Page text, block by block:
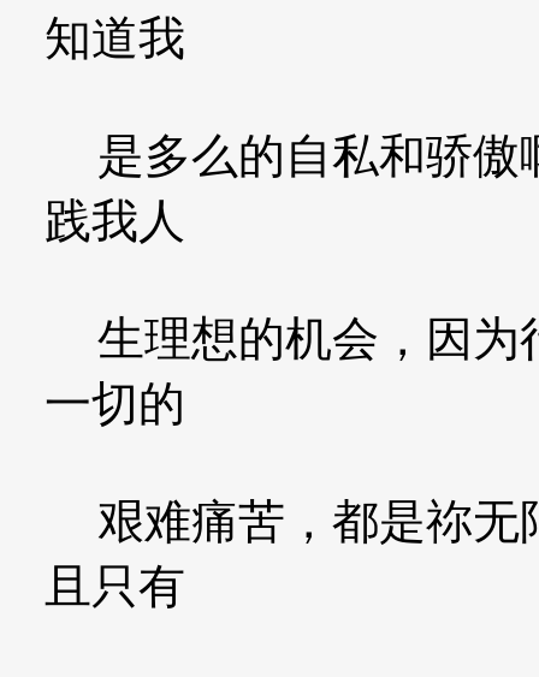
知道我
是多么的自私和骄傲
践我人
生理想的机会，因为
一切的
艰难痛苦，都是祢无
且只有